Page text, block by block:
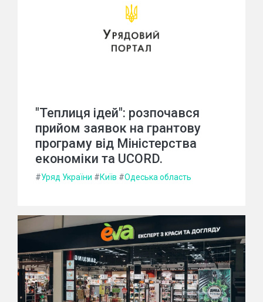
"Теплиця ідей": розпочався
прийом заявок на грантову
програму від Міністерства
економіки та UCORD.
#Уряд України #Київ #Одеська область